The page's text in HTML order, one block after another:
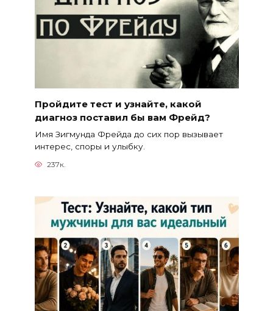
Пройдите тест и узнайте, какой
диагноз поставил бы вам Фрейд?
Имя Зигмунда Фрейда до сих пор вызывает
интерес, споры и улыбку.
237к.